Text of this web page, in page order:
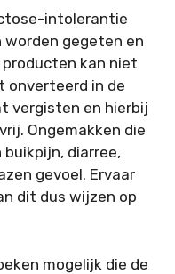
intolerantie
gegeten en
producten kan niet
onverteerd in de
vergisten en hierbij
Ongemakken die
diarree,
gevoel. Ervaar
dit dus wijzen op
mogelijk die de